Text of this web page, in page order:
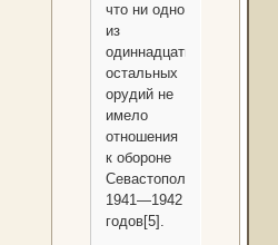
что ни одно
из
одиннадцати
остальных
орудий не
имело
отношения
к обороне
Севастополя
1941—1942
годов[5].